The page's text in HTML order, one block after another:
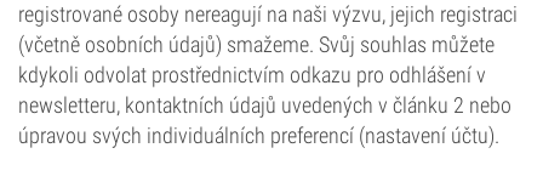
registrované osoby nereagují na naši výzvu, jejich registraci
(včetně osobních údajů) smažeme. Svůj souhlas můžete
kdykoli odvolat prostřednictvím odkazu pro odhlášení v
newsletteru, kontaktních údajů uvedených v článku 2 nebo
úpravou svých individuálních preferencí (nastavení účtu).